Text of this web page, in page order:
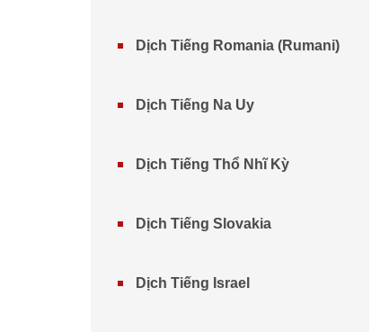
Dịch Tiếng Romania (Rumani)
Dịch Tiếng Na Uy
Dịch Tiếng Thổ Nhĩ Kỳ
Dịch Tiếng Slovakia
Dịch Tiếng Israel